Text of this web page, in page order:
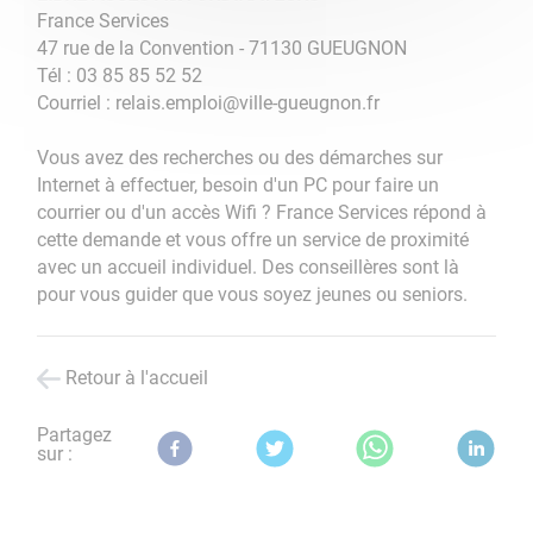
France Services
47 rue de la Convention - 71130 GUEUGNON
Tél : 03 85 85 52 52
Courriel : relais.emploi@ville-gueugnon.fr
Vous avez des recherches ou des démarches sur
Internet à effectuer, besoin d'un PC pour faire un
courrier ou d'un accès Wifi ? France Services répond à
cette demande et vous offre un service de proximité
avec un accueil individuel. Des conseillères sont là
pour vous guider que vous soyez jeunes ou seniors.
Retour à l'accueil
Partagez
sur :